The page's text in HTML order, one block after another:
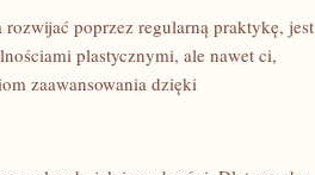
poprzez regularną praktykę, jest
plastycznymi, ale nawet ci,
zaawansowania dzięki